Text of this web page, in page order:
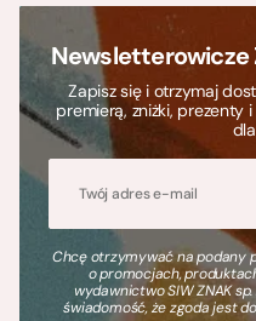
Newsletterowicze
Zapisz się i otrzymaj
premierą, zniżki, prezenty
Chcę otrzymywać na podany
o promocjach,
wydawnictwo SIW ZNAK
świadomość, że zgoda jest